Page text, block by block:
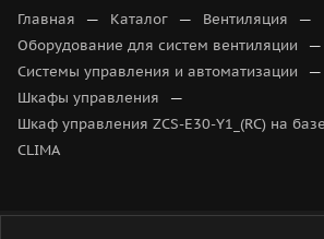
Главная — Каталог — Вентиляция —
Оборудование для систем вентиляции —
Системы управления и автоматизации —
Шкафы управления —
Шкаф управления ZCS-E30-Y1_(RC) на
CLIMA